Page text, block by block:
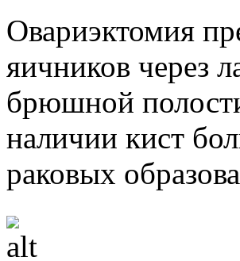
Овариэктомия
яичников через
брюшной
наличии кист
раковых